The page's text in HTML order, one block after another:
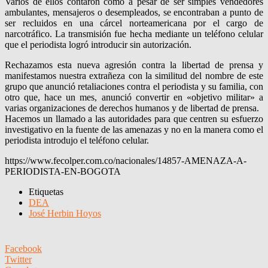
ambulantes, mensajeros o desempleados, se encontraban a punto de
ser recluidos en una cárcel norteamericana por el cargo de
narcotráfico. La transmisión fue hecha mediante un teléfono celular
que el periodista logró introducir sin autorización.
Rechazamos esta nueva agresión contra la libertad de prensa y
manifestamos nuestra extrañeza con la similitud del nombre de este
grupo que anunció retaliaciones contra el periodista y su familia, con
otro que, hace un mes, anunció convertir en «objetivo militar» a
varias organizaciones de derechos humanos y de libertad de prensa.
Hacemos un llamado a las autoridades para que centren su esfuerzo
investigativo en la fuente de las amenazas y no en la manera como el
periodista introdujo el teléfono celular.
https://www.fecolper.com.co/nacionales/14857-AMENAZA-A-
PERIODISTA-EN-BOGOTA
Etiquetas
DEA
José Herbin Hoyos
Facebook
Twitter